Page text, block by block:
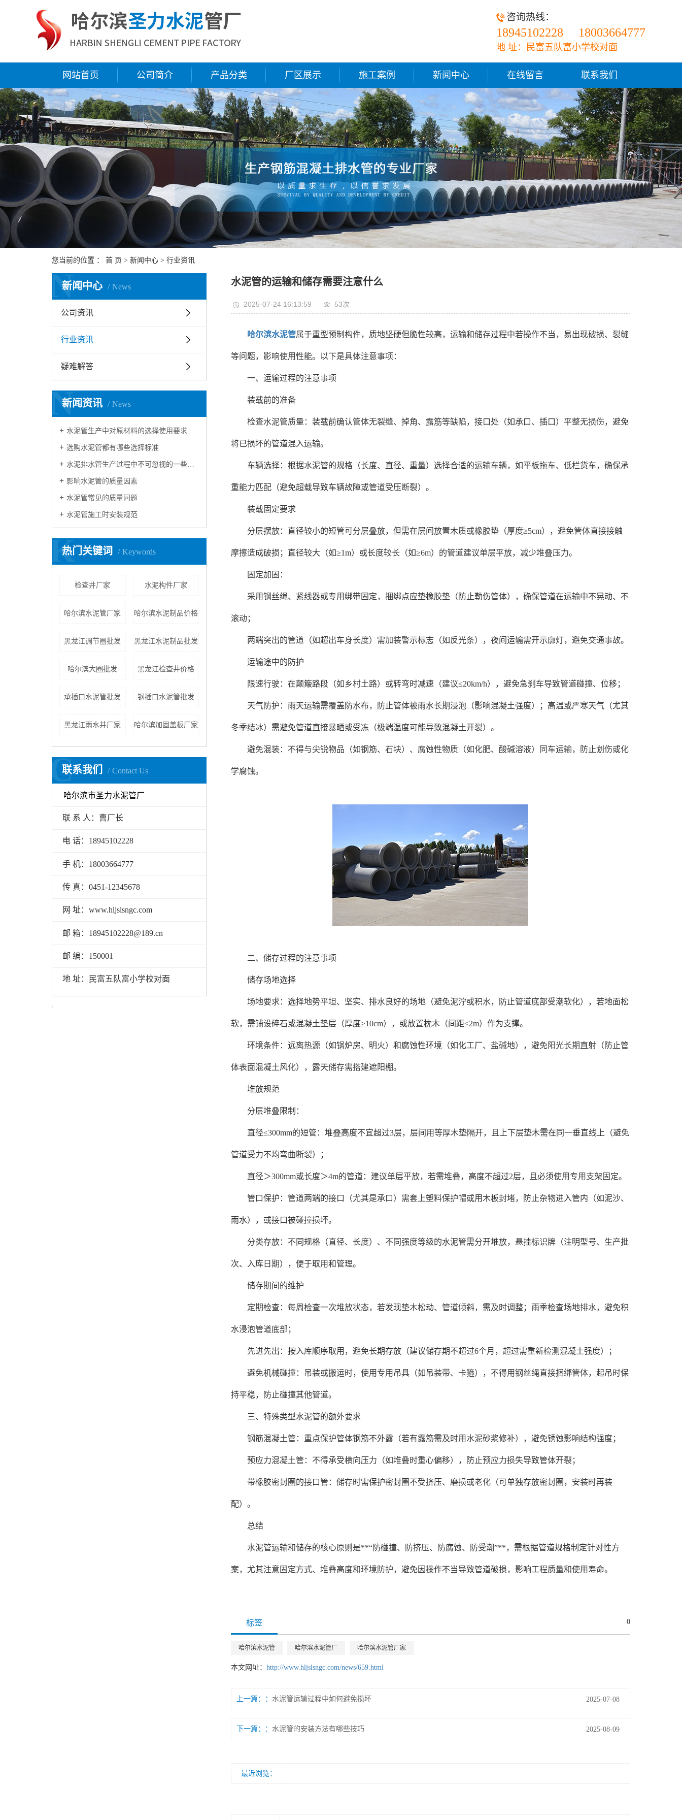
咨询热线：
18945102228 18003664777
地 址：民富五队富小学校对面
网站首页 公司简介 产品分类 厂区展示 施工案例 新闻中心 在线留言 联系我们
您当前的位置 ： 首 页 > 新闻中心 > 行业资讯
新闻中心 News
N
公司资讯
行业资讯
疑难解答
新闻资讯 News
N
水泥管生产中对原材料的选择使用要求
选购水泥管都有哪些选择标准
水泥排水管生产过程中不可忽视的一些问题
影响水泥管的质量因素
水泥管常见的质量问题
水泥管施工时安装规范
热门关键词 Keywords
K
检查井厂家 水泥构件厂家
哈尔滨水泥管厂家 哈尔滨水泥制品价格
黑龙江调节圈批发 黑龙江水泥制品批发
哈尔滨大圈批发 黑龙江检查井价格
承插口水泥管批发 钢插口水泥管批发
黑龙江雨水井厂家 哈尔滨加固盖板厂家
联系我们 Contact Us
C
哈尔滨市圣力水泥管厂
联 系 人：曹厂长
电 话：18945102228
手 机：18003664777
传 真：0451-12345678
网 址：www.hljslsngc.com
邮 箱：18945102228@189.cn
邮 编：150001
地 址：民富五队富小学校对面
水泥管的运输和储存需要注意什么
2025-07-24 16:13:59 53次
哈尔滨水泥管属于重型预制构件，质地坚硬但脆性较高，运输和储存过程中若操作不当，易出现破损、裂缝
等问题，影响使用性能。以下是具体注意事项：
一、运输过程的注意事项
装载前的准备
检查水泥管质量：装载前确认管体无裂缝、掉角、露筋等缺陷，接口处（如承口、插口）平整无损伤，避免
将已损坏的管道混入运输。
车辆选择：根据水泥管的规格（长度、直径、重量）选择合适的运输车辆，如平板拖车、低栏货车，确保承
重能力匹配（避免超载导致车辆故障或管道受压断裂）。
装载固定要求
分层摆放：直径较小的短管可分层叠放，但需在层间放置木质或橡胶垫（厚度≥5cm），避免管体直接接触
摩擦造成破损；直径较大（如≥1m）或长度较长（如≥6m）的管道建议单层平放，减少堆叠压力。
固定加固：
采用钢丝绳、紧线器或专用绑带固定，捆绑点应垫橡胶垫（防止勒伤管体），确保管道在运输中不晃动、不
滚动；
两端突出的管道（如超出车身长度）需加装警示标志（如反光条），夜间运输需开示廓灯，避免交通事故。
运输途中的防护
限速行驶：在颠簸路段（如乡村土路）或转弯时减速（建议≤20km/h），避免急刹车导致管道碰撞、位移；
天气防护：雨天运输需覆盖防水布，防止管体被雨水长期浸泡（影响混凝土强度）；高温或严寒天气（尤其
冬季结冰）需避免管道直接暴晒或受冻（极端温度可能导致混凝土开裂）。
避免混装：不得与尖锐物品（如钢筋、石块）、腐蚀性物质（如化肥、酸碱溶液）同车运输，防止划伤或化
学腐蚀。
二、储存过程的注意事项
储存场地选择
场地要求：选择地势平坦、坚实、排水良好的场地（避免泥泞或积水，防止管道底部受潮软化），若地面松
软，需铺设碎石或混凝土垫层（厚度≥10cm），或放置枕木（间距≤2m）作为支撑。
环境条件：远离热源（如锅炉房、明火）和腐蚀性环境（如化工厂、盐碱地），避免阳光长期直射（防止管
体表面混凝土风化），露天储存需搭建遮阳棚。
堆放规范
分层堆叠限制：
直径≤300mm的短管：堆叠高度不宜超过3层，层间用等厚木垫隔开，且上下层垫木需在同一垂直线上（避免
管道受力不均弯曲断裂）；
直径＞300mm或长度＞4m的管道：建议单层平放，若需堆叠，高度不超过2层，且必须使用专用支架固定。
管口保护：管道两端的接口（尤其是承口）需套上塑料保护帽或用木板封堵，防止杂物进入管内（如泥沙、
雨水），或接口被碰撞损坏。
分类存放：不同规格（直径、长度）、不同强度等级的水泥管需分开堆放，悬挂标识牌（注明型号、生产批
次、入库日期），便于取用和管理。
储存期间的维护
定期检查：每周检查一次堆放状态，若发现垫木松动、管道倾斜，需及时调整；雨季检查场地排水，避免积
水浸泡管道底部；
先进先出：按入库顺序取用，避免长期存放（建议储存期不超过6个月，超过需重新检测混凝土强度）；
避免机械碰撞：吊装或搬运时，使用专用吊具（如吊装带、卡箍），不得用钢丝绳直接捆绑管体，起吊时保
持平稳，防止碰撞其他管道。
三、特殊类型水泥管的额外要求
钢筋混凝土管：重点保护管体钢筋不外露（若有露筋需及时用水泥砂浆修补），避免锈蚀影响结构强度；
预应力混凝土管：不得承受横向压力（如堆叠时重心偏移），防止预应力损失导致管体开裂；
带橡胶密封圈的接口管：储存时需保护密封圈不受挤压、磨损或老化（可单独存放密封圈，安装时再装
配）。
总结
水泥管运输和储存的核心原则是**“防碰撞、防挤压、防腐蚀、防受潮”**，需根据管道规格制定针对性方
案，尤其注意固定方式、堆叠高度和环境防护，避免因操作不当导致管道破损，影响工程质量和使用寿命。
标签 0
哈尔滨水泥管 哈尔滨水泥管厂 哈尔滨水泥管厂家
本文网址： http://www.hljslsngc.com/news/659.html
上一篇： 水泥管运输过程中如何避免损坏 2025-07-08
下一篇： 水泥管的安装方法有哪些技巧 2025-08-09
最近浏览：